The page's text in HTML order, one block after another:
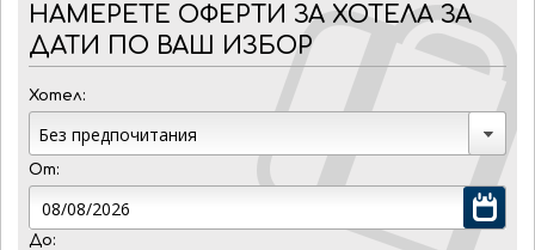
НАМЕРЕТЕ ОФЕРТИ ЗА ХОТЕЛА ЗА
ДАТИ ПО ВАШ ИЗБОР
Хотел:
От:
До: